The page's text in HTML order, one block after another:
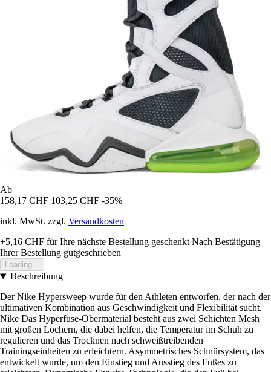
Ab
158,17 CHF 103,25 CHF -35%
inkl. MwSt. zzgl. Versandkosten
+5,16 CHF für Ihre nächste Bestellung geschenkt Nach Bestätigung
Ihrer Bestellung gutgeschrieben
Loading...
Beschreibung
Der Nike Hypersweep wurde für den Athleten entworfen, der nach der
ultimativen Kombination aus Geschwindigkeit und Flexibilität sucht.
Nike Das Hyperfuse-Obermaterial besteht aus zwei Schichten Mesh
mit großen Löchern, die dabei helfen, die Temperatur im Schuh zu
regulieren und das Trocknen nach schweißtreibenden
Trainingseinheiten zu erleichtern. Asymmetrisches Schnürsystem, das
entwickelt wurde, um den Einstieg und Ausstieg des Fußes zu